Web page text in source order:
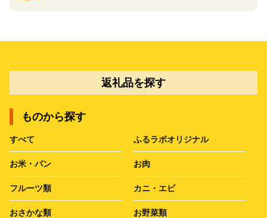
返礼品を探す
ものから探す
すべて ふるラボオリジナル
お米・パン お肉
フルーツ類 カニ・エビ
おさかな類 お野菜類